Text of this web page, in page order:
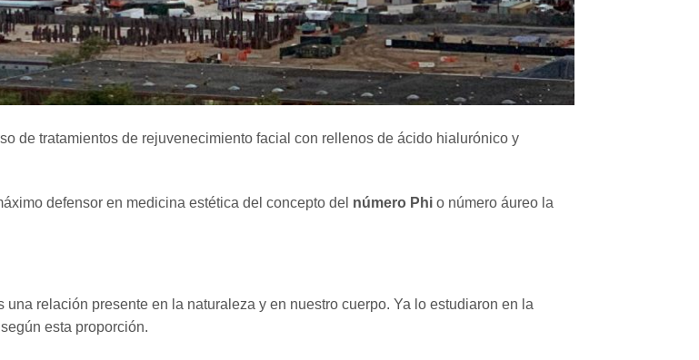
de tratamientos de rejuvenecimiento facial con rellenos de ácido hialurónico y
defensor en medicina estética del concepto del número Phi o número áureo la
relación presente en la naturaleza y en nuestro cuerpo. Ya lo estudiaron en la
esta proporción.